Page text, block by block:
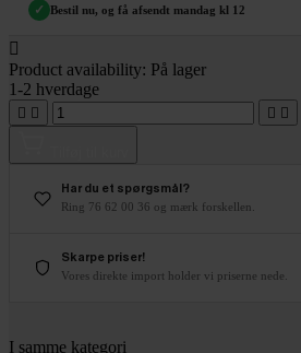
✓ Bestil nu, og få afsendt mandag kl 12

Product availability: På lager
1-2 hverdage
   
Har du et spørgsmål?
Ring 76 62 00 36 og mærk forskellen.
Skarpe priser!
Vores direkte import holder vi priserne nede.
I samme kategori